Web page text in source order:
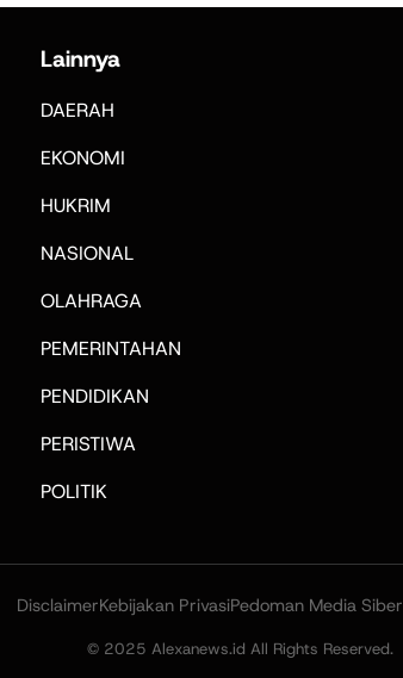
Lainnya
DAERAH
EKONOMI
HUKRIM
NASIONAL
OLAHRAGA
PEMERINTAHAN
PENDIDIKAN
PERISTIWA
POLITIK
DisclaimerKebijakan PrivasiPedoman Media Siber
© 2025 Alexanews.id All Rights Reserved.